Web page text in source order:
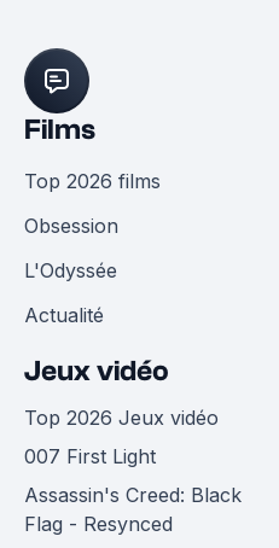
Films
Top 2026 films
Obsession
L'Odyssée
Actualité
Jeux vidéo
Top 2026 Jeux vidéo
007 First Light
Assassin's Creed: Black
Flag - Resynced